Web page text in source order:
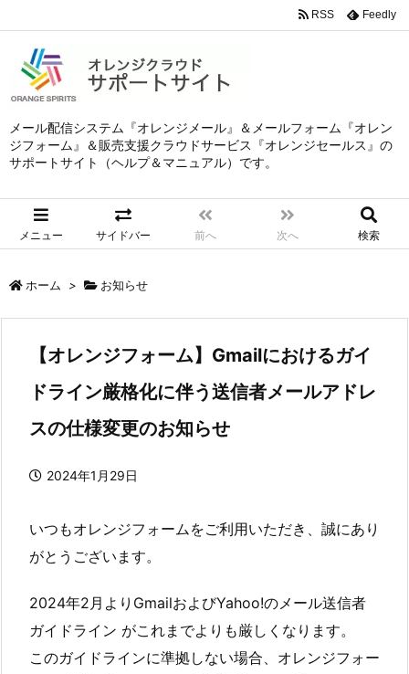
メール配信システム『オレンジメール』＆メールフォーム『オレン
ジフォーム』＆販売支援クラウドサービス『オレンジセールス』の
サポートサイト（ヘルプ＆マニュアル）です。
メニュー サイドバー 前へ 次へ 検索
RSS Feedly
ホーム > お知らせ
【オレンジフォーム】Gmailにおけるガイ
ドライン厳格化に伴う送信者メールアドレ
スの仕様変更のお知らせ
2024年1月29日
いつもオレンジフォームをご利用いただき、誠にあり
がとうございます。
2024年2月よりGmailおよびYahoo!のメール送信者
ガイドライン がこれまでよりも厳しくなります。
このガイドラインに準拠しない場合、オレンジフォー